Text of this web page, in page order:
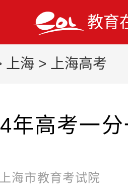
教育
上海 > 上海高考
年高考一
上海市教育考试院